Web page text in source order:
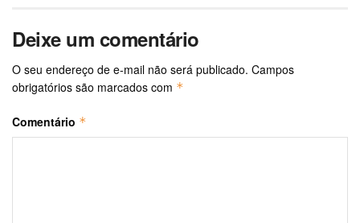
Deixe um comentário
O seu endereço de e-mail não será publicado. Campos
obrigatórios são marcados com *
Comentário *